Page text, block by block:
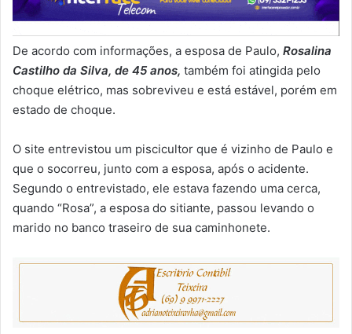
De acordo com informações, a esposa de Paulo, Rosalina
Castilho da Silva, de 45 anos, também foi atingida pelo
choque elétrico, mas sobreviveu e está estável, porém em
estado de choque.
O site entrevistou um piscicultor que é vizinho de Paulo e
que o socorreu, junto com a esposa, após o acidente.
Segundo o entrevistado, ele estava fazendo uma cerca,
quando “Rosa”, a esposa do sitiante, passou levando o
marido no banco traseiro de sua caminhonete.